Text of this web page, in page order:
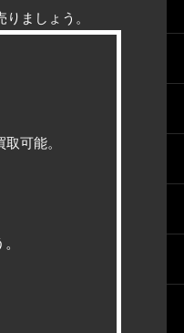
ましょう。
可能。